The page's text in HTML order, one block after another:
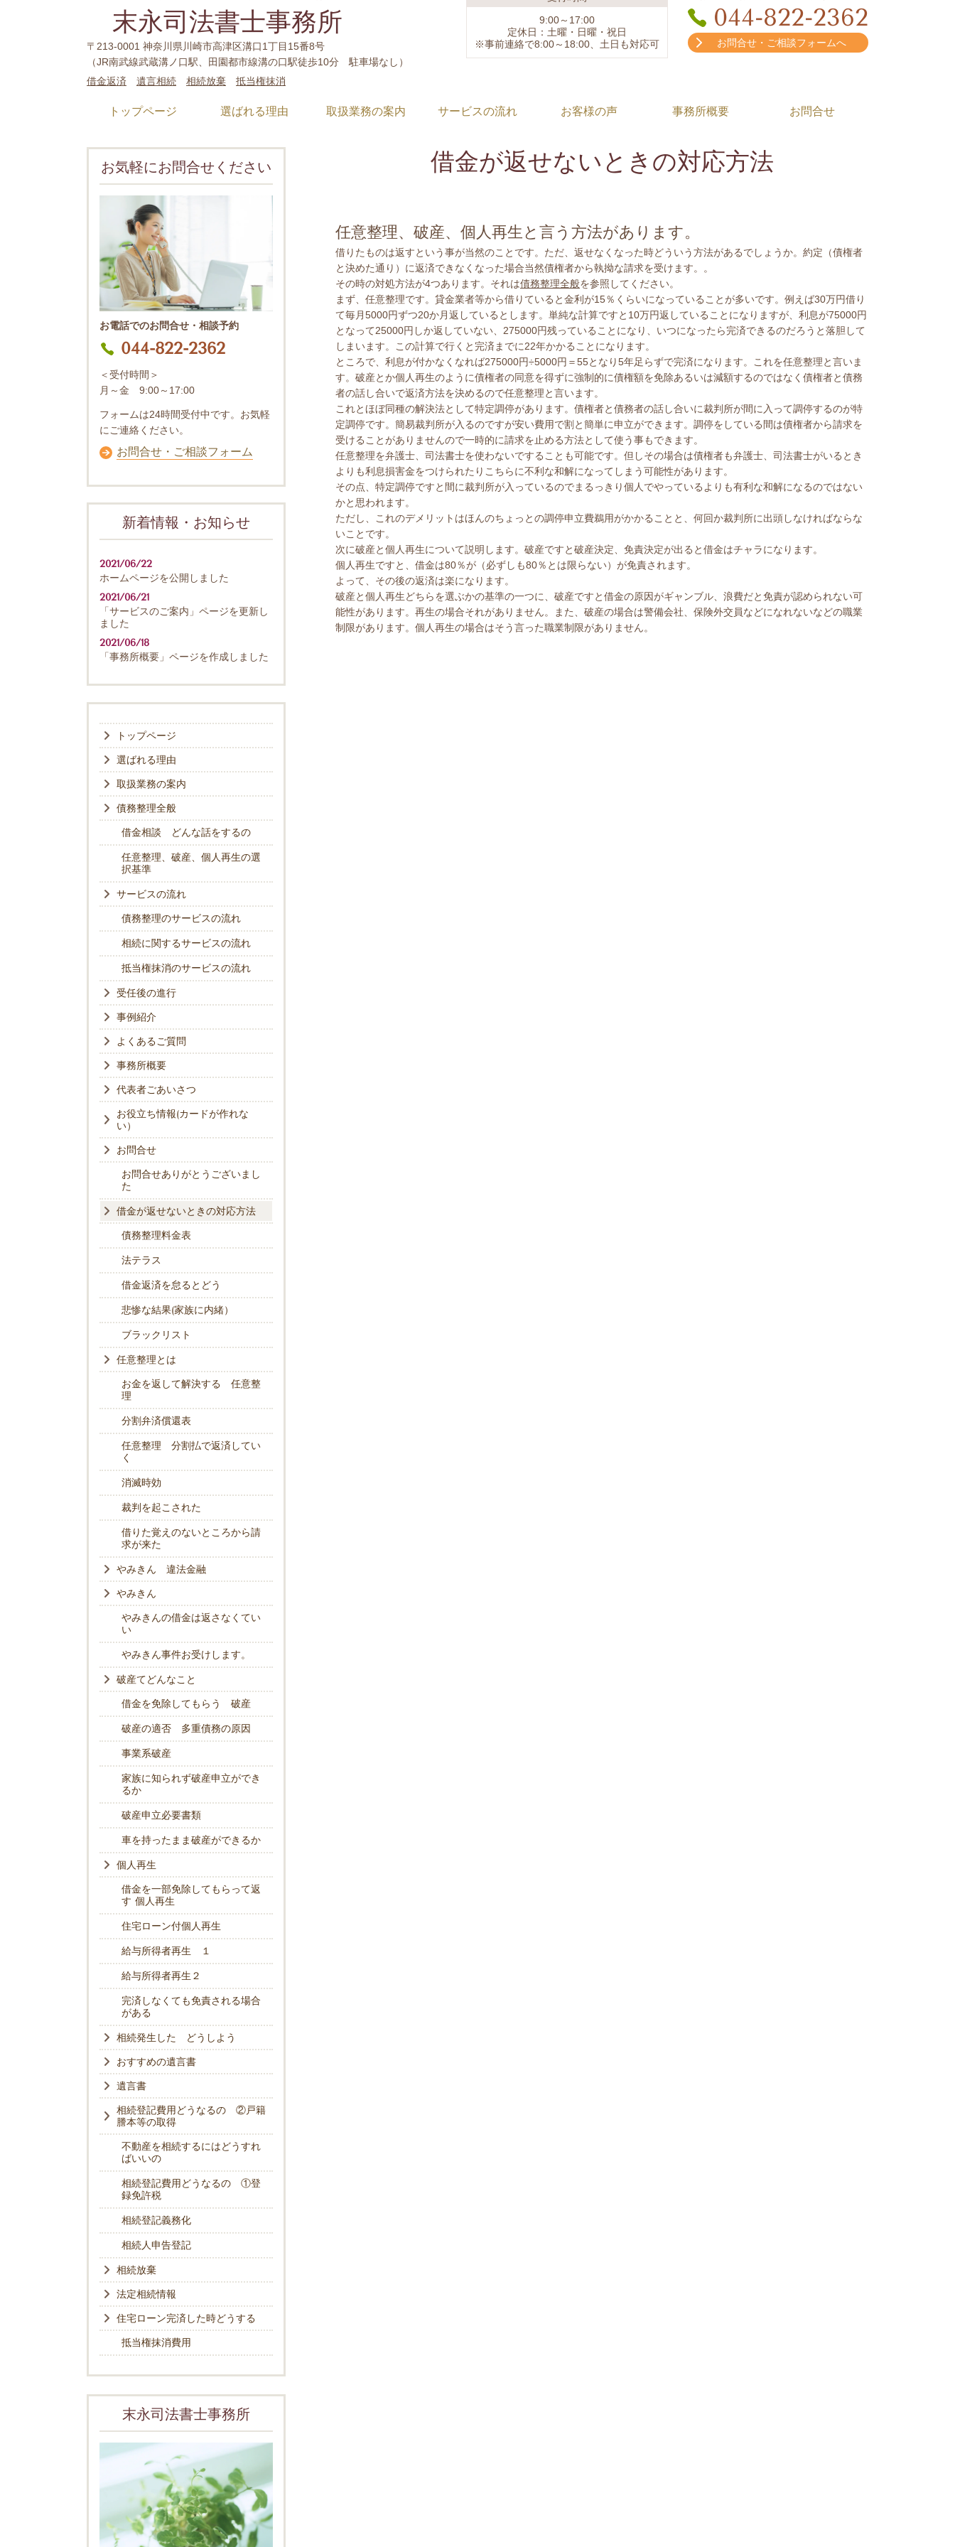
末永司法書士事務所
〒213-0001 神奈川県川崎市高津区溝口1丁目15番8号
（JR南武線武蔵溝ノ口駅、田園都市線溝の口駅徒歩10分 駐車場なし）
借金返済
遺言相続 相続放棄 抵当権抹消
9:00～17:00
定休日：土曜・日曜・祝日
※事前連絡で8:00～18:00、土日も対応可
044-822-2362
お問合せ・ご相談フォームへ
トップページ 選ばれる理由 取扱業務の案内 サービスの流れ お客様の声 事務所概要 お問合せ
借金が返せないときの対応方法
任意整理、破産、個人再生と言う方法があります。
借りたものは返すという事が当然のことです。ただ、返せなくなった時どういう方法があるでしょうか。約定（債権者
と決めた通り）に返済できなくなった場合当然債権者から執拗な請求を受けます。。
その時の対処方法が4つあります。それは債務整理全般を参照してください。
まず、任意整理です。貸金業者等から借りていると金利が15％くらいになっていることが多いです。例えば30万円借り
て毎月5000円ずつ20か月返しているとします。単純な計算ですと10万円返していることになりますが、利息が75000円
となって25000円しか返していない、275000円残っていることになり、いつになったら完済できるのだろうと落胆して
しまいます。この計算で行くと完済までに22年かかることになります。
ところで、利息が付かなくなれば275000円÷5000円＝55となり5年足らずで完済になります。これを任意整理と言いま
す。破産とか個人再生のように債権者の同意を得ずに強制的に債権額を免除あるいは減額するのではなく債権者と債務
者の話し合いで返済方法を決めるので任意整理と言います。
これとほぼ同種の解決法として特定調停があります。債権者と債務者の話し合いに裁判所が間に入って調停するのが特
定調停です。簡易裁判所が入るのですが安い費用で割と簡単に申立ができます。調停をしている間は債権者から請求を
受けることがありませんので一時的に請求を止める方法として使う事もできます。
任意整理を弁護士、司法書士を使わないですることも可能です。但しその場合は債権者も弁護士、司法書士がいるとき
よりも利息損害金をつけられたりこちらに不利な和解になってしまう可能性があります。
その点、特定調停ですと間に裁判所が入っているのでまるっきり個人でやっているよりも有利な和解になるのではない
かと思われます。
ただし、これのデメリットはほんのちょっとの調停申立費鵜用がかかることと、何回か裁判所に出頭しなければならな
いことです。
次に破産と個人再生について説明します。破産ですと破産決定、免責決定が出ると借金はチャラになります。
個人再生ですと、借金は80％が（必ずしも80％とは限らない）が免責されます。
よって、その後の返済は楽になります。
破産と個人再生どちらを選ぶかの基準の一つに、破産ですと借金の原因がギャンブル、浪費だと免責が認められない可
能性があります。再生の場合それがありません。また、破産の場合は警備会社、保険外交員などになれないなどの職業
制限があります。個人再生の場合はそう言った職業制限がありません。
お気軽にお問合せください
お電話でのお問合せ・相談予約
044-822-2362
＜受付時間＞
月～金 9:00～17:00
フォームは24時間受付中です。お気軽
にご連絡ください。
お問合せ・ご相談フォーム
新着情報・お知らせ
2021/06/22
ホームページを公開しました
2021/06/21
「サービスのご案内」ページを更新し
ました
2021/06/18
「事務所概要」ページを作成しました
トップページ
選ばれる理由
取扱業務の案内
債務整理全般
借金相談 どんな話をするの
任意整理、破産、個人再生の選
択基準
サービスの流れ
債務整理のサービスの流れ
相続に関するサービスの流れ
抵当権抹消のサービスの流れ
受任後の進行
事例紹介
よくあるご質問
事務所概要
代表者ごあいさつ
お役立ち情報(カードが作れな
い）
お問合せ
お問合せありがとうございまし
た
借金が返せないときの対応方法
債務整理料金表
法テラス
借金返済を怠るとどう
悲惨な結果(家族に内緒）
ブラックリスト
任意整理とは
お金を返して解決する 任意整
理
分割弁済償還表
任意整理 分割払で返済してい
く
消滅時効
裁判を起こされた
借りた覚えのないところから請
求が来た
やみきん 違法金融
やみきん
やみきんの借金は返さなくてい
い
やみきん事件お受けします。
破産てどんなこと
借金を免除してもらう 破産
破産の適否 多重債務の原因
事業系破産
家族に知られず破産申立ができ
るか
破産申立必要書類
車を持ったまま破産ができるか
個人再生
借金を一部免除してもらって返
す 個人再生
住宅ローン付個人再生
給与所得者再生 １
給与所得者再生２
完済しなくても免責される場合
がある
相続発生した どうしよう
おすすめの遺言書
遺言書
相続登記費用どうなるの ②戸籍
謄本等の取得
不動産を相続するにはどうすれ
ばいいの
相続登記費用どうなるの ①登
録免許税
相続登記義務化
相続人申告登記
相続放棄
法定相続情報
住宅ローン完済した時どうする
抵当権抹消費用
末永司法書士事務所